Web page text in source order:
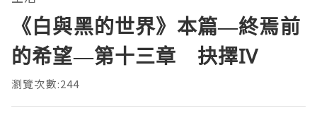
《白與黑的世界》本篇—終焉前
的希望—第十三章 抉擇IV
瀏覽次數:244